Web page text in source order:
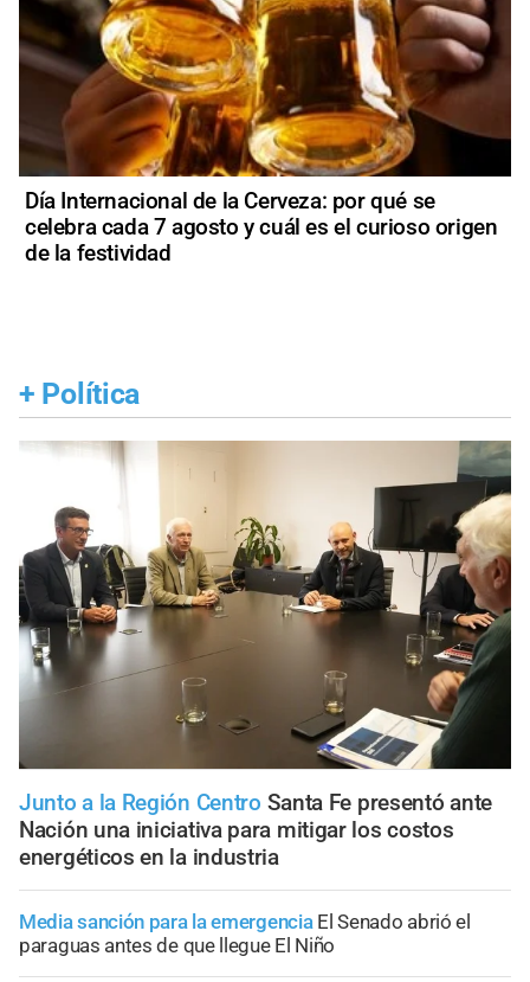
Día Internacional de la Cerveza: por qué se
celebra cada 7 agosto y cuál es el curioso origen
de la festividad
+ Política
Junto a la Región Centro Santa Fe presentó ante
Nación una iniciativa para mitigar los costos
energéticos en la industria
Media sanción para la emergencia El Senado abrió el
paraguas antes de que llegue El Niño